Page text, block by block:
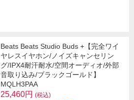
Beats Beats Studio Buds +【完全ワイ
ヤレスイヤホン/ノイズキャンセリン
グ/IPX4耐汗耐水/空間オーディオ/外部
音取り込み/ブラックゴールド】
MQLH3PAA
25,460円 (税込)